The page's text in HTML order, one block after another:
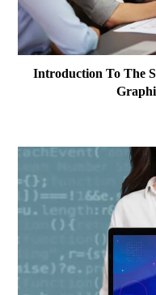
Introduction To The